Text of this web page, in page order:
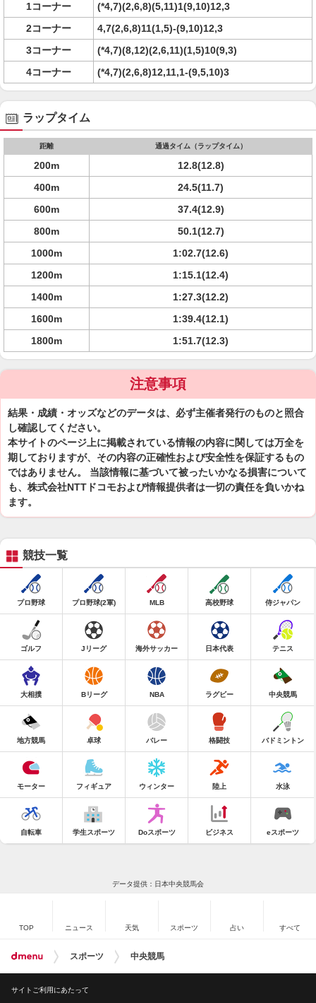
1コーナー
(*4,7)(2,6,8)(5,11)1(9,10)12,3
2コーナー
4,7(2,6,8)11(1,5)-(9,10)12,3
3コーナー
(*4,7)(8,12)(2,6,11)(1,5)10(9,3)
4コーナー
(*4,7)(2,6,8)12,11,1-(9,5,10)3
ラップタイム
距離 通過タイム（ラップタイム）
200m
12.8(12.8)
400m
24.5(11.7)
600m
37.4(12.9)
800m
50.1(12.7)
1000m
1:02.7(12.6)
1200m
1:15.1(12.4)
1400m
1:27.3(12.2)
1600m
1:39.4(12.1)
1800m
1:51.7(12.3)
注意事項
結果・成績・オッズなどのデータは、必ず主催者発行のものと照合
し確認してください。
本サイトのページ上に掲載されている情報の内容に関しては万全を
期しておりますが、その内容の正確性および安全性を保証するもの
ではありません。 当該情報に基づいて被ったいかなる損害について
も、株式会社NTTドコモおよび情報提供者は一切の責任を負いかね
ます。
競技一覧
プロ野球 プロ野球(2軍) MLB 高校野球 侍ジャパン
ゴルフ Jリーグ 海外サッカー 日本代表 テニス
大相撲 Bリーグ NBA ラグビー 中央競馬
地方競馬 卓球 バレー 格闘技 バドミントン
モーター フィギュア ウィンター 陸上 水泳
自転車 学生スポーツ Doスポーツ ビジネス eスポーツ
データ提供：日本中央競馬会
TOP ニュース 天気 スポーツ 占い すべて
スポーツ 中央競馬
サイトご利用にあたって